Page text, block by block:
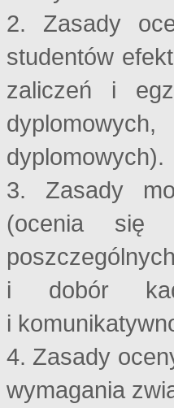
2. Zasady
studentów
zaliczeń i
dyplomowych).
3. Zasady
(ocenia się
i dobór
i
4. Zasady
wymagania